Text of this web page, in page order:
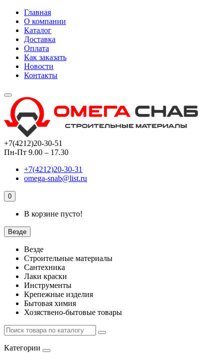
Главная
О компании
Каталог
Доставка
Оплата
Как заказать
Новости
Контакты
+7(4212)20-30-51
Пн-Пт 9.00 – 17.30
+7(4212)20-30-31
omega-snab@list.ru
0
В корзине пусто!
Везде
Везде
Строительные материалы
Сантехника
Лаки краски
Инструменты
Крепежные изделия
Бытовая химия
Хозяствено-бытовые товары
Категории